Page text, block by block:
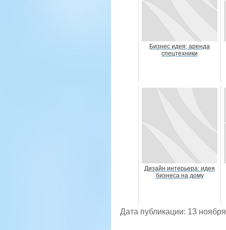
Бизнес идея: аренда
спецтехники
Дизайн интерьера: идея
бизнеса на дому
Дата публикации: 13